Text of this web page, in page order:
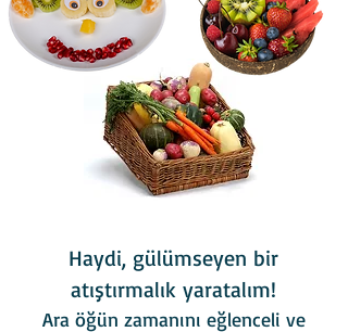
Haydi, gülümseyen bir
atıştırmalık yaratalım!
Ara öğün zamanını eğlenceli ve